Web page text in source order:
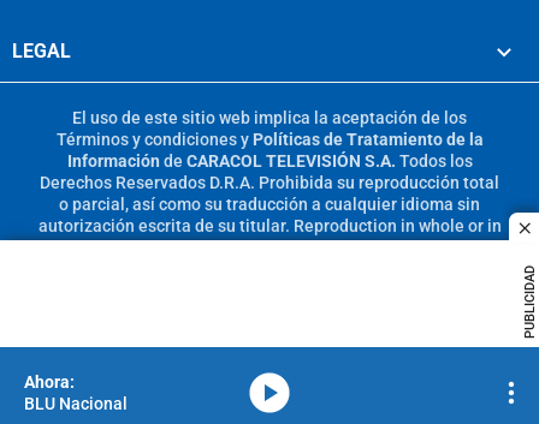
PUBLICIDAD
LEGAL
El uso de este sitio web implica la aceptación de los
Términos y condicionesy Políticas de Tratamiento de la
Información de CARACOL TELEVISIÓN S.A. Todos los
Derechos Reservados D.R.A. Prohibida su reproducción total
o parcial, así como su traducción a cualquier idioma sin
autorización escrita de su titular. Reproduction in whole or in
BLU Nacional